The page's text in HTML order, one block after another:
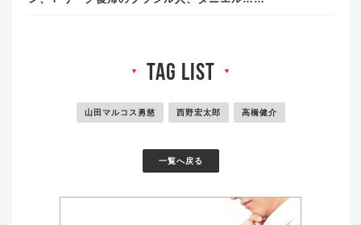
▼ tag list ▼
山田マルコス勇慈 西野宏太郎 高橋健介
一覧へ戻る